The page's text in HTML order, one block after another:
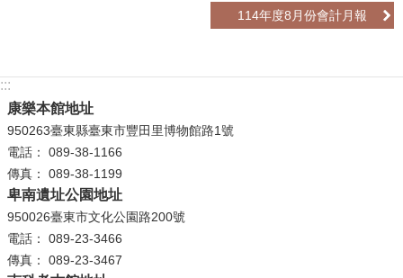
們
便
民
服
務
性
別
平
114年度8月份會計月報
:::
康樂本館地址
950263臺東縣臺東市豐田里博物館路1號
電話： 089-38-1166
傳真： 089-38-1199
卑南遺址公園地址
950026臺東市文化公園路200號
電話： 089-23-3466
傳真： 089-23-3467